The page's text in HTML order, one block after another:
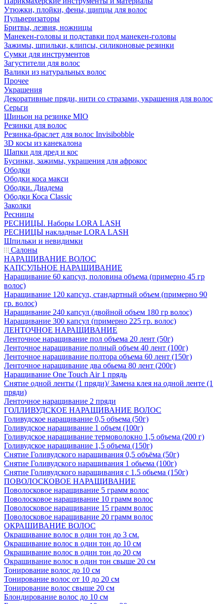
Утюжки, плойки, фены, щипцы для волос
Пульверизаторы
Бритвы, лезвия, ножницы
Манекен-головы и подставки под манекен-головы
Зажимы, шпильки, клипсы, силиконовые резинки
Сумки для инструментов
Загустители для волос
Валики из натуральных волос
Прочее
Украшения
Декоративные пряди, нити со стразами, украшения для волос
Серьги
Шиньон на резинке MIO
Резинки для волос
Резинка-браслет для волос Invisibobble
3D косы из канекалона
Шапки для дред и кос
Бусинки, зажимы, украшения для афрокос
Ободки
Ободки коса макси
Ободки. Диадема
Ободки Коса Classic
Заколки
Ресницы
РЕСНИЦЫ. Наборы LORA LASH
РЕСНИЦЫ накладные LORA LASH
Шпильки и невидимки
Салоны
НАРАЩИВАНИЕ ВОЛОС
КАПСУЛЬНОЕ НАРАЩИВАНИЕ
Наращивание 60 капсул, половина объема (примерно 45 гр
волос)
Наращивание 120 капсул, стандартный объем (примерно 90
гр. волос)
Наращивание 240 капсул (двойной объем 180 гр волос)
Наращивание 300 капсул (примерно 225 гр. волос)
ЛЕНТОЧНОЕ НАРАЩИВАНИЕ
Ленточное наращивание пол объема 20 лент (50г)
Ленточное наращивание полный объем 40 лент (100г)
Ленточное наращивание полтора объема 60 лент (150г)
Ленточное наращивание два обьема 80 лент (200г)
Наращивание One Touch Air 1 прядь
Снятие одной ленты (1 пряди)/ Замена клея на одной ленте (1
пряди)
Ленточное наращивание 2 пряди
ГОЛЛИВУДСКОЕ НАРАЩИВАНИЕ ВОЛОС
Голивудское наращивание 0,5 объема (50г)
Голивудское наращивание 1 объем (100г)
Голивудское наращивание термоволокно 1,5 объема (200 г)
Голивудское наращивание 1,5 объема (150г)
Снятие Голивудского наращивания 0,5 объёма (50г)
Снятие Голивудского наращивания 1 обьема (100г)
Снятие Голивудского наращивания с 1.5 обьема (150г)
ПОВОЛОСКОВОЕ НАРАЩИВАНИЕ
Поволосковое наращивание 5 грамм волос
Поволосковое наращивание 10 грамм волос
Поволосковое наращивание 15 грамм волос
Поволосковое наращивание 20 грамм волос
ОКРАШИВАНИЕ ВОЛОС
Окрашивание волос в один тон до 3 см.
Окрашивание волос в один тон до 10 см
Окрашивание волос в один тон до 20 см
Окрашивание волос в один тон свыше 20 см
Тонирование волос до 10 см
Тонирование волос от 10 до 20 см
Тонирование волос свыше 20 см
Блондирование волос до 10 см